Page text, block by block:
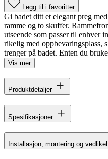
Legg til i favoritter
Gi badet ditt et elegant preg
ramme og to skuffer.
utseende som passer til enhver
rikelig med oppbevaringsplass,
trenger på badet. Enten du
Vis mer
Produktdetaljer
Spesifikasjoner
Installasjon, montering og